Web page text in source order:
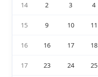
14 2 3 4
15 9 10 11
16 16 17 18
17 23 24 25